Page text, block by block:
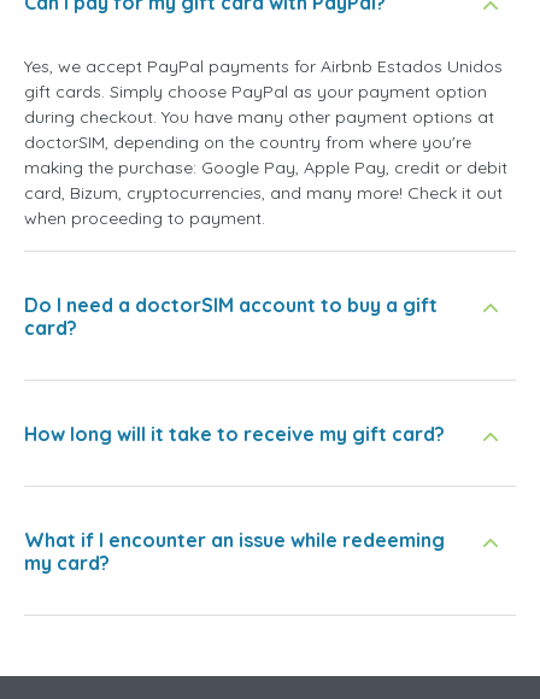
Yes, we accept PayPal payments for Airbnb Estados Unidos
gift cards. Simply choose PayPal as your payment option
during checkout. You have many other payment options at
doctorSIM, depending on the country from where you're
making the purchase: Google Pay, Apple Pay, credit or debit
card, Bizum, cryptocurrencies, and many more! Check it out
when proceeding to payment.
Do I need a doctorSIM account to buy a gift
card?
How long will it take to receive my gift card?
What if I encounter an issue while redeeming
my card?